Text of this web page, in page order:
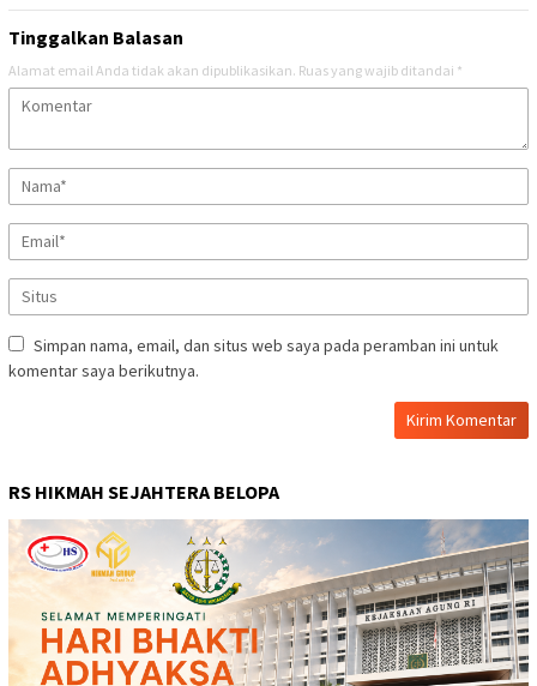
Tinggalkan Balasan
Alamat email Anda tidak akan dipublikasikan. Ruas yang wajib ditandai *
Simpan nama, email, dan situs web saya pada peramban ini untuk
komentar saya berikutnya.
RS HIKMAH SEJAHTERA BELOPA